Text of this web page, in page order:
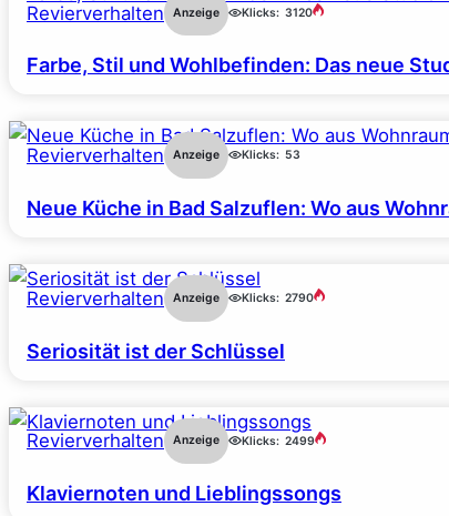
Revierverhalten Anzeige Klicks: 3120
Farbe, Stil und Wohlbefinden: Das neue
Revierverhalten Anzeige Klicks: 53
Neue Küche in Bad Salzuflen: Wo aus
Revierverhalten Anzeige Klicks: 2790
Seriosität ist der Schlüssel
Revierverhalten Anzeige Klicks: 2499
Klaviernoten und Lieblingssongs